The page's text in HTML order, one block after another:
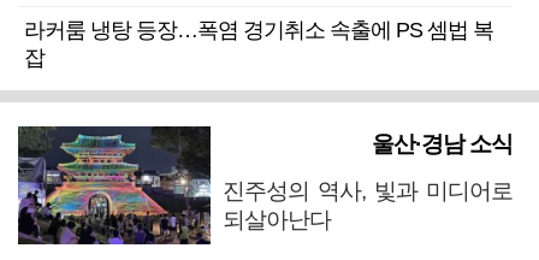
라커룸 냉탕 등장…폭염 경기취소 속출에 PS 셈법 복
잡
울산·경남 소식
진주성의 역사, 빛과 미디어로
되살아난다